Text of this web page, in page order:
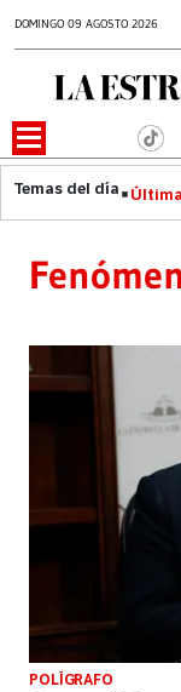
DOMINGO 09 AGOSTO 2026
POLÍGRAFO